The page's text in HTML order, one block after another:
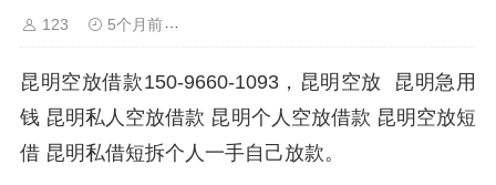
123 5个月前
昆明空放借款150-9660-1093，昆明空放 昆明急用
钱 昆明私人空放借款 昆明个人空放借款 昆明空放短
借 昆明私借短拆个人一手自己放款。